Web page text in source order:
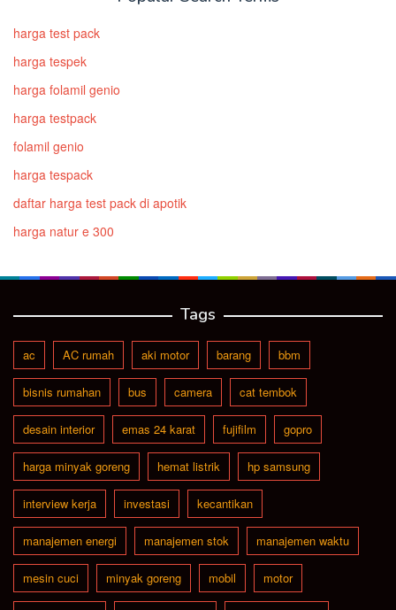
harga test pack
harga tespek
harga folamil genio
harga testpack
folamil genio
harga tespack
daftar harga test pack di apotik
harga natur e 300
Tags
ac AC rumah aki motor barang bbm
bisnis rumahan bus camera cat tembok
desain interior emas 24 karat fujifilm gopro
harga minyak goreng hemat listrik hp samsung
interview kerja investasi kecantikan
manajemen energi manajemen stok manajemen waktu
mesin cuci minyak goreng mobil motor